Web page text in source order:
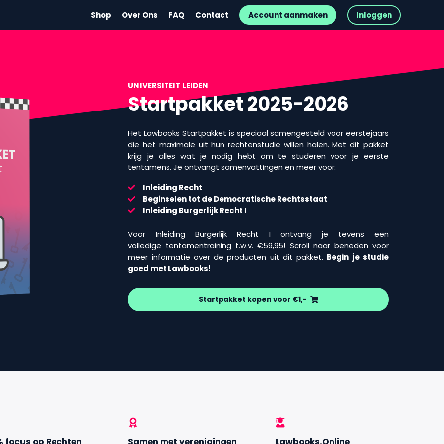
Shop Over Ons FAQ Contact Account aanmaken Inloggen
UNIVERSITEIT LEIDEN
Startpakket 2025-2026
Het Lawbooks Startpakket is speciaal samengesteld voor eerstejaars
die het maximale uit hun rechtenstudie willen halen. Met dit pakket
krijg je alles wat je nodig hebt om te studeren voor je eerste
tentamens. Je ontvangt samenvattingen en meer voor:
Inleiding Recht
Beginselen tot de Democratische Rechtsstaat
Inleiding Burgerlijk Recht I
Voor Inleiding Burgerlijk Recht I ontvang je tevens een
volledige tentamentraining t.w.v. €59,95! Scroll naar beneden voor
meer informatie over de producten uit dit pakket. Begin je studie
goed met Lawbooks!
Startpakket kopen voor €1,-
focus op Rechten Samen met verenigingen Lawbooks.Online